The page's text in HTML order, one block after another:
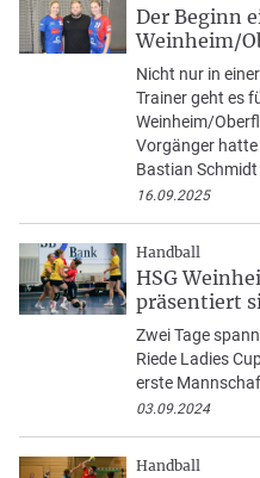
Der Beginn
Weinheim/
Nicht nur in
Trainer geht es
Weinheim/
Vorgänger
Bastian
16.09.2025
Handball
HSG
präsentiert
Zwei Tage
Riede Ladies
erste
03.09.2024
Handball